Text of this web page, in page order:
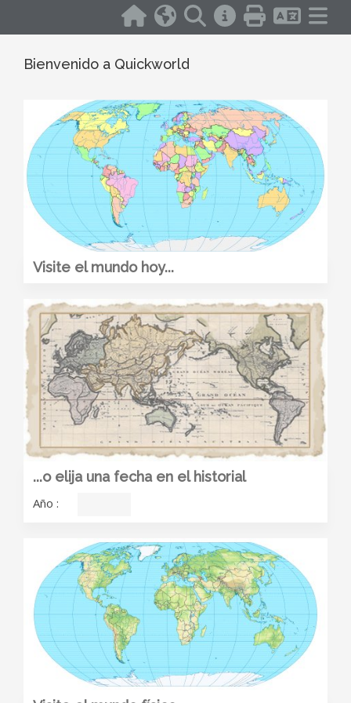
Bienvenido a Quickworld
Visite el mundo hoy...
...o elija una fecha en el historial
Año :